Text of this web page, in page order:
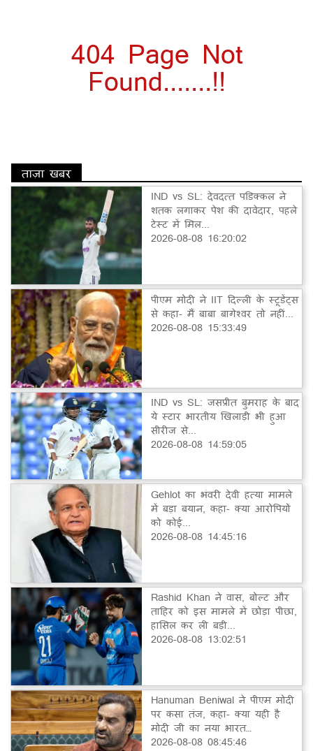
404 Page Not
Found.......!!
ताज़ा खबर
IND vs SL: देवदत्त पडिक्कल ने
शतक लगाकर पेश की दावेदार, पहले
टेस्ट में मिल...
2026-08-08 16:20:02
पीएम मोदी ने IIT दिल्ली के स्टूडेंट्स
से कहा- मैं बाबा बागेश्वर तो नहीं...
2026-08-08 15:33:49
IND vs SL: जसप्रीत बुमराह के बाद
ये स्टार भारतीय खिलाड़ी भी हुआ
सीरीज से...
2026-08-08 14:59:05
Gehlot का भंवरी देवी हत्या मामले
में बड़ा बयान, कहा- क्या आरोपियों
को कोई...
2026-08-08 14:45:16
Rashid Khan ने वास, बोल्ट और
ताहिर को इस मामले में छोड़ा पीछा,
हासिल कर ली बड़ी...
2026-08-08 13:02:51
Hanuman Beniwal ने पीएम मोदी
पर कसा तंज, कहा- क्या यही है
मोदी जी का नया भारत…
2026-08-08 08:45:46